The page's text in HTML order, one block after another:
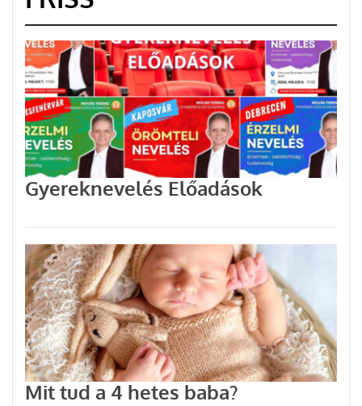
Gyereknevelés Előadások
Mit tud a 4 hetes baba?